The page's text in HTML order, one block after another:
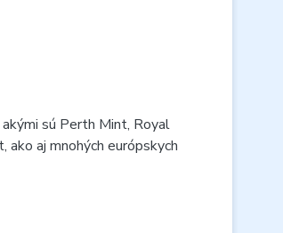
sú Perth Mint, Royal
aj mnohých európskych